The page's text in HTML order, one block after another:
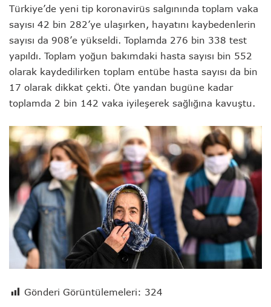
Türkiye’de yeni tip koronavirüs salgınında toplam vaka
sayısı 42 bin 282’ye ulaşırken, hayatını kaybedenlerin
sayısı da 908’e yükseldi. Toplamda 276 bin 338 test
yapıldı. Toplam yoğun bakımdaki hasta sayısı bin 552
olarak kaydedilirken toplam entübe hasta sayısı da bin
17 olarak dikkat çekti. Öte yandan bugüne kadar
toplamda 2 bin 142 vaka iyileşerek sağlığına kavuştu.
Gönderi Görüntülemeleri: 324